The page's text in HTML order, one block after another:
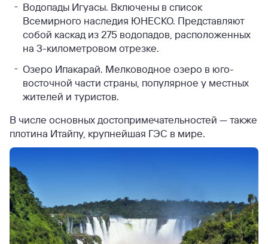
Водопады Игуасы. Включены в список
Всемирного наследия ЮНЕСКО. Представляют
собой каскад из 275 водопадов, расположенных
на 3-километровом отрезке.
Озеро Ипакарай. Мелководное озеро в юго-
восточной части страны, популярное у местных
жителей и туристов.
В числе основных достопримечательностей — также
плотина Итайпу, крупнейшая ГЭС в мире.